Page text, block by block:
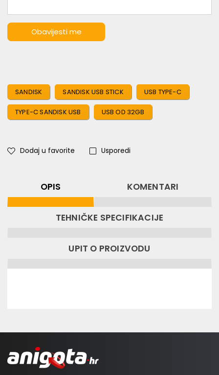
Obavijesti me
SANDISK SANDISK USB STICK USB TYPE-C
TYPE-C SANDISK USB USB OD 32GB
Dodaj u favorite Usporedi
OPIS KOMENTARI
TEHNIČKE SPECIFIKACIJE
UPIT O PROIZVODU